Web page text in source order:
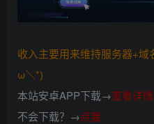
收入主要用来维持服务器+
ω＼*)
本站安卓APP下载→查看详情
不会下载？→点我